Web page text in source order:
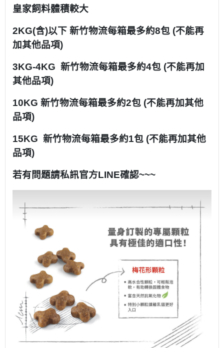
皇家飼料體積較大
2KG(含)以下 新竹物流每箱最多約8包 (不能再
加其他品項)
3KG-4KG 新竹物流每箱最多約4包 (不能再加
其他品項)
10KG 新竹物流每箱最多約2包 (不能再加其他
品項)
15KG 新竹物流每箱最多約1包 (不能再加其他
品項)
若有問題請私訊官方LINE確認~~~